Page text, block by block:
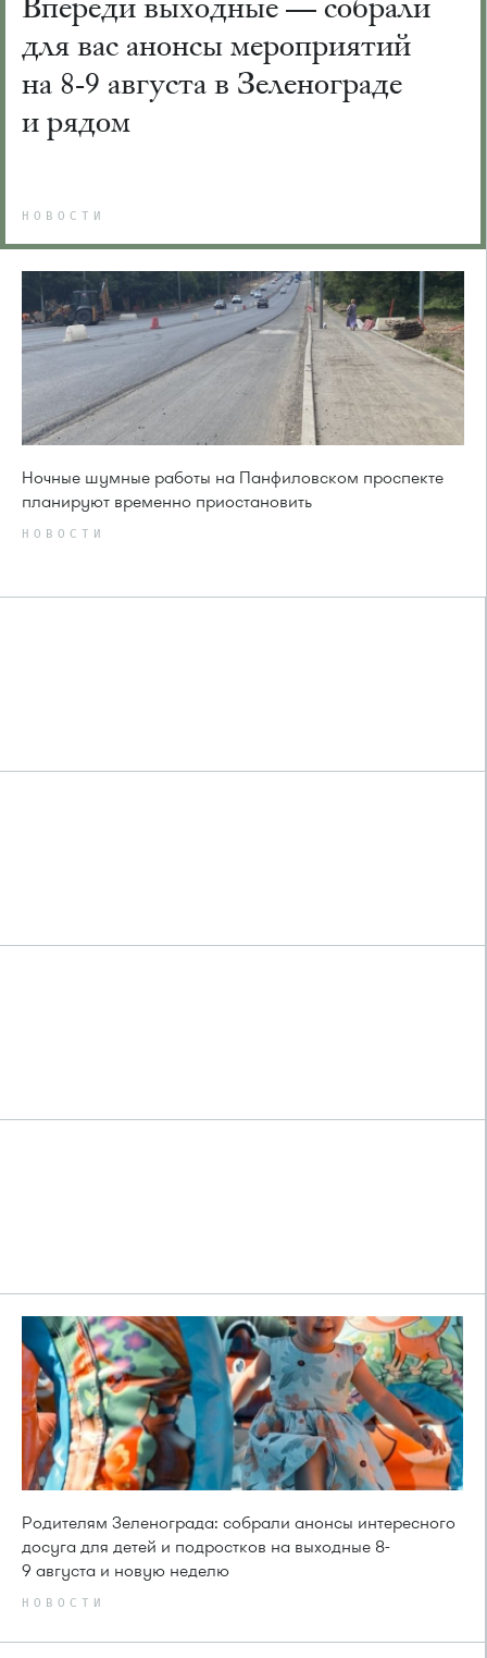
для вас анонсы мероприятий
на 8-9 августа в Зеленограде
и рядом
НОВОСТИ
Ночные шумные работы на Панфиловском проспекте
планируют временно приостановить
НОВОСТИ
Родителям Зеленограда: собрали анонсы интересного
досуга для детей и подростков на выходные 8-
9 августа и новую неделю
НОВОСТИ